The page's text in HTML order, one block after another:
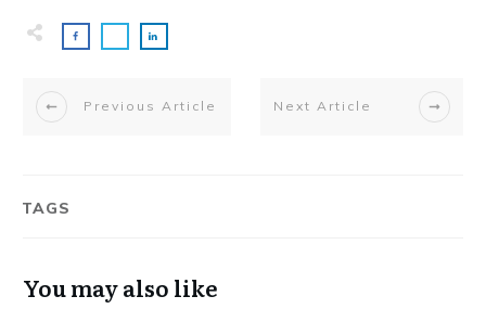
Previous Article Next Article
TAGS
You may also like